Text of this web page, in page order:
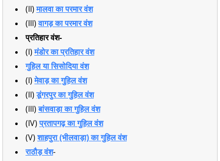
(II)मालवा का परमार वंश
(III)वागड़ का परमार वंश
प्रतिहार वंश-
(I)मंडोर का प्रतिहार वंश
गुहिल या सिसोदिया वंश
(I)मेवाड़ का गुहिल वंश
(II)डूंगरपुर का गुहिल वंश
(III)बांसवाड़ा का गुहिल वंश
(IV)प्रतापगढ़ का गुहिल वंश
(V)शाहपुरा (भीलवाड़ा) का गुहिल वंश
राठौड़ वंश-